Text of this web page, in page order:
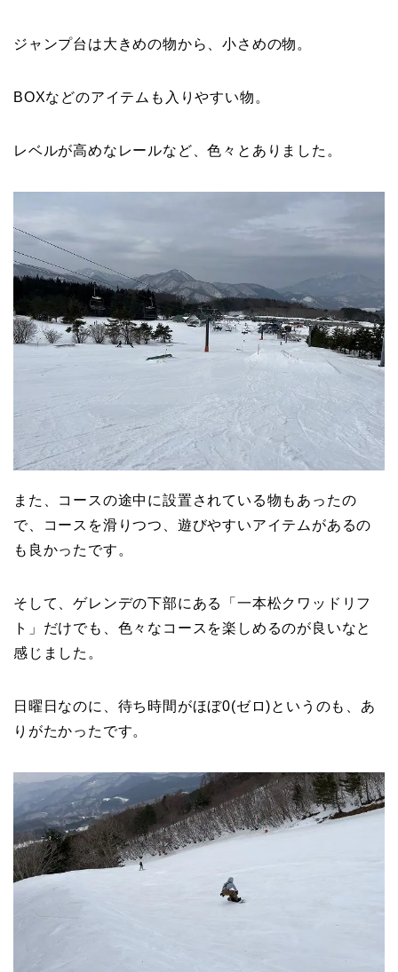
ジャンプ台は大きめの物から、小さめの物。
BOXなどのアイテムも入りやすい物。
レベルが高めなレールなど、色々とありました。
また、コースの途中に設置されている物もあったの
で、コースを滑りつつ、遊びやすいアイテムがあるの
も良かったです。
そして、ゲレンデの下部にある「一本松クワッドリフ
ト」だけでも、色々なコースを楽しめるのが良いなと
感じました。
日曜日なのに、待ち時間がほぼ0(ゼロ)というのも、あ
りがたかったです。